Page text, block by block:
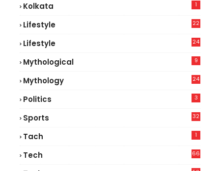
Kolkata 1
Lifestyle
22
Lifestyle
24
Mythological 9
Mythology 24
Politics 3
Sports 32
Tach 1
Tech
66